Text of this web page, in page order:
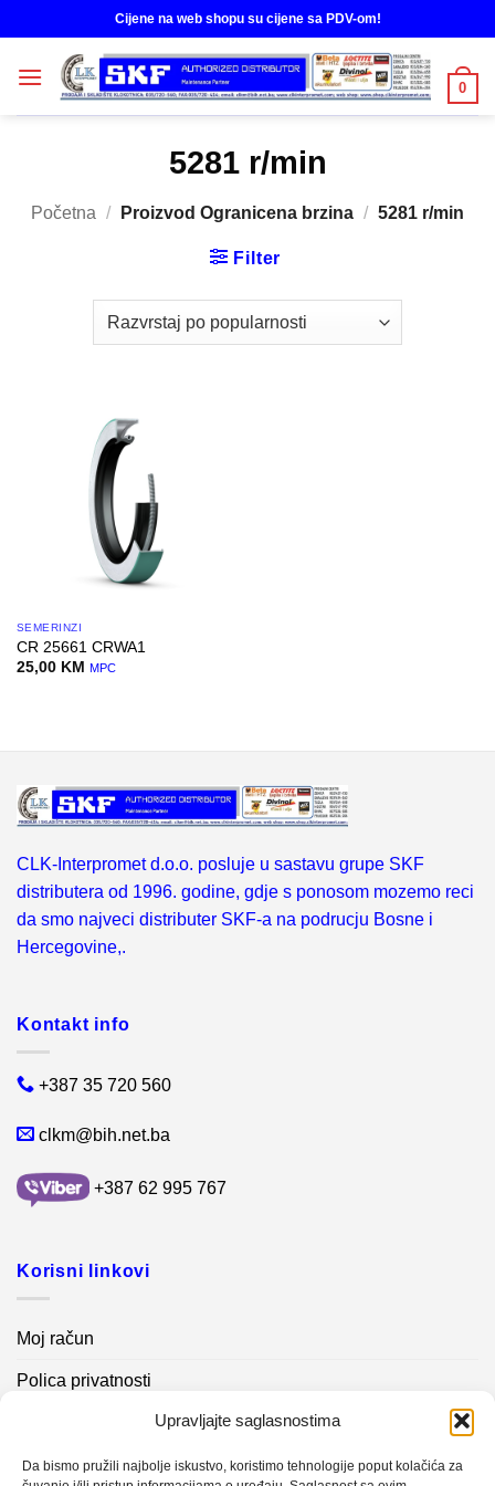
Upravljajte saglasnostima
Da bismo pružili najbolje iskustvo, koristimo tehnologije poput kolačića za
to
content
Cijene na web shopu su cijene sa PDV-om!
0
5281 r/min
Početna / Proizvod Ogranicena brzina / 5281 r/min
Filter
SEMERINZI
CR 25661 CRWA1
25,00 KM MPC
CLK-Interpromet d.o.o. posluje u sastavu grupe SKF
distributera od 1996. godine, gdje s ponosom mozemo reci
da smo najveci distributer SKF-a na podrucju Bosne i
Hercegovine,.
Kontakt info
+387 35 720 560
clkm@bih.net.ba
+387 62 995 767
Korisni linkovi
Moj račun
Polica privatnosti
Kontakt info